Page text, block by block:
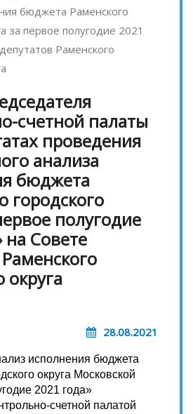
бюджета Раменского
за первое полугодие 2021
Раменского
счетной палаты
проведения
анализа
бюджета
городского
полугодие
на Совете
округа
28.08.2021
исполнения бюджета
округа Московской
2021 года»
счетной палатой